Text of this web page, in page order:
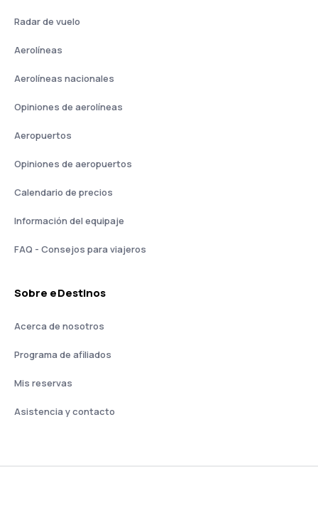
Radar de vuelo
Aerolíneas
Aerolíneas nacionales
Opiniones de aerolíneas
Aeropuertos
Opiniones de aeropuertos
Calendario de precios
Información del equipaje
FAQ - Consejos para viajeros
Sobre eDestinos
Acerca de nosotros
Programa de afiliados
Mis reservas
Asistencia y contacto